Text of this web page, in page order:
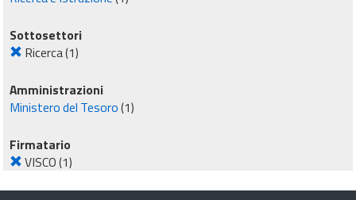
Sottosettori
Ricerca(1)
Amministrazioni
Ministero del Tesoro(1)
Firmatario
VISCO(1)